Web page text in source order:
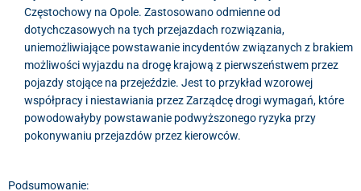
Częstochowy na Opole. Zastosowano odmienne od
dotychczasowych na tych przejazdach rozwiązania,
uniemożliwiające powstawanie incydentów związanych z brakiem
możliwości wyjazdu na drogę krajową z pierwszeństwem przez
pojazdy stojące na przejeździe. Jest to przykład wzorowej
współpracy i niestawiania przez Zarządcę drogi wymagań, które
powodowałyby powstawanie podwyższonego ryzyka przy
pokonywaniu przejazdów przez kierowców.
Podsumowanie: